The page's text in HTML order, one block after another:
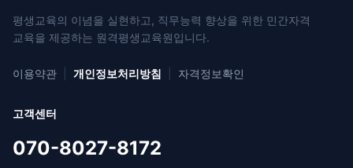
평생교육의 이념을 실현하고, 직무능력 향상을 위한 민간자격
교육을 제공하는 원격평생교육원입니다.
이용약관 개인정보처리방침 자격정보확인
고객센터
070-8027-8172